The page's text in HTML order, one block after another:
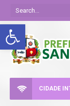
Abrir a barra de
CIDADE